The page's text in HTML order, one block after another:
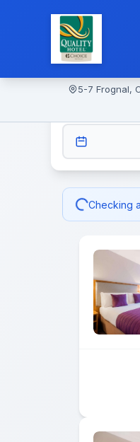
5-7 Frognal,
Checking